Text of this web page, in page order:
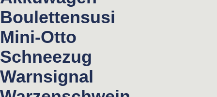
Boulettensusi
Mini-Otto
Schneezug
Warnsignal